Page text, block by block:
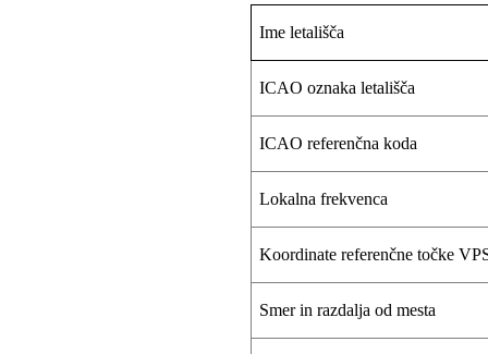
Ime letališča
ICAO oznaka letališča
ICAO referenčna koda
Lokalna frekvenca
Koordinate referenčne točke
Smer in razdalja od mesta